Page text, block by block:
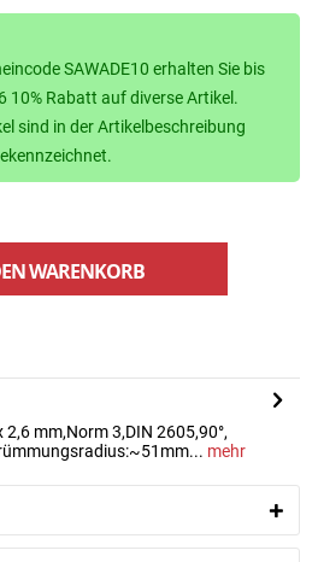
SAWADE10 erhalten Sie bis
10% Rabatt auf diverse Artikel.
sind in der Artikelbeschreibung
WARENKORB
mm,Norm 3,DIN 2605,90°,
mehr